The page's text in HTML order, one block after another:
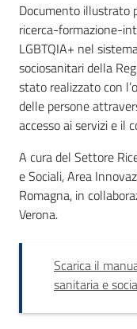
Regione
Emilia-
Romagna
Regione
Novità
Servizi
Documento illustrato
ricerca-formazione-
LGBTQIA+ nel
sociosanitari della
stato realizzato con
delle persone
accesso ai servizi e il
A cura del Settore
e Sociali, Area
Romagna, in
Verona.
Scarica il
sanitaria e